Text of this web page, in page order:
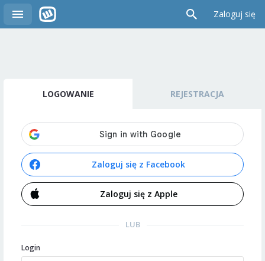
Zaloguj się
LOGOWANIE REJESTRACJA
Zaloguj się z Facebook
Zaloguj się z Apple
LUB
Login